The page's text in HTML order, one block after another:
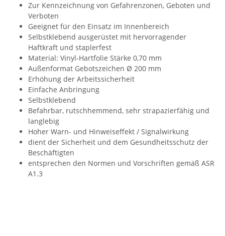
Zur Kennzeichnung von Gefahrenzonen, Geboten und
Verboten
Geeignet für den Einsatz im Innenbereich
Selbstklebend ausgerüstet mit hervorragender
Haftkraft und staplerfest
Material: Vinyl-Hartfolie Stärke 0,70 mm
Außenformat Gebotszeichen Ø 200 mm
Erhöhung der Arbeitssicherheit
Einfache Anbringung
Selbstklebend
Befahrbar, rutschhemmend, sehr strapazierfähig und
langlebig
Hoher Warn- und Hinweiseffekt / Signalwirkung
dient der Sicherheit und dem Gesundheitsschutz der
Beschäftigten
entsprechen den Normen und Vorschriften gemäß ASR
A1.3